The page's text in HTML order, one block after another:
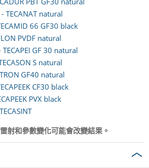
TECANAT natural
66 GF30 black
PVDF natural
TECAPEI GF 30 natural
S natural
GF40 natural
CF30 black
PVX black
射和參數變化可能會改變結果。